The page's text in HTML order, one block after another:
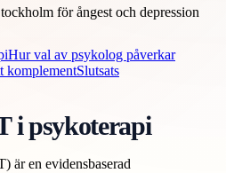
Hur val av psykolog påverkar
komplementSlutsats
i psykoterapi
är en evidensbaserad